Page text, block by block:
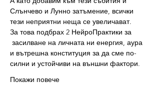
Слънчево и Лунно затъмение, всички
тези неприятни неща се увеличават.
За това подбрах 2 НейроПрактики за
засилване на личната ни енергия, аура
и вътрешна конституция за да сме по-
силни и устойчиви на външни фактори.
Покажи повече